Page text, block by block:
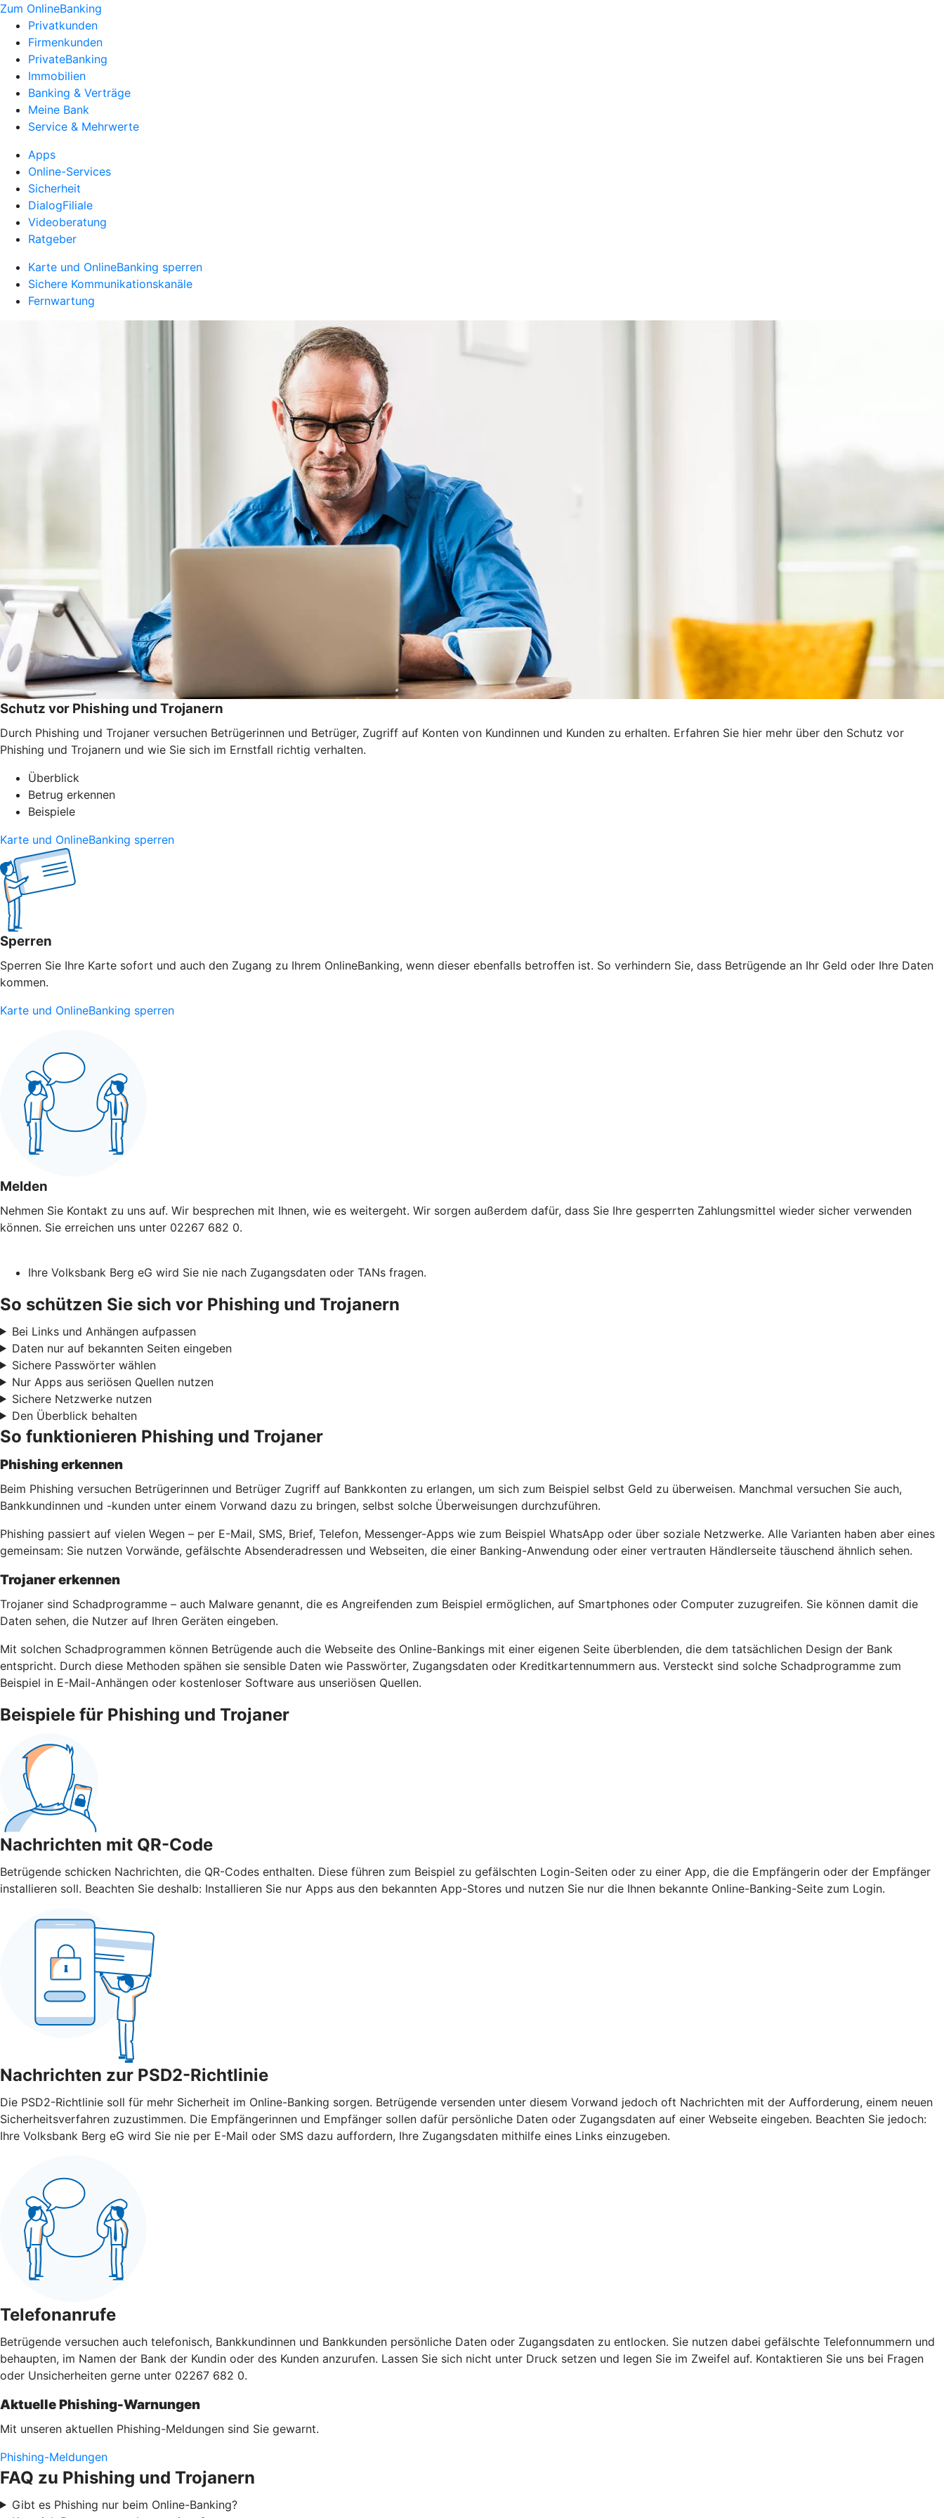
Zum OnlineBanking
Privatkunden
Firmenkunden
PrivateBanking
Immobilien
Banking & Verträge
Meine Bank
Service & Mehrwerte
Apps
Online-Services
Sicherheit
DialogFiliale
Videoberatung
Ratgeber
Karte und OnlineBanking sperren
Sichere Kommunikationskanäle
Fernwartung
Schutz vor Phishing und Trojanern
Durch Phishing und Trojaner versuchen Betrügerinnen und Betrüger, Zugriff auf Konten von Kundinnen und Kunden zu erhalten. Erfahren Sie hier mehr über den Schutz vor
Phishing und Trojanern und wie Sie sich im Ernstfall richtig verhalten.
Überblick
Betrug erkennen
Beispiele
Karte und OnlineBanking sperren
Sperren
Sperren Sie Ihre Karte sofort und auch den Zugang zu Ihrem OnlineBanking, wenn dieser ebenfalls betroffen ist. So verhindern Sie, dass Betrügende an Ihr Geld oder Ihre Daten
kommen.
Karte und OnlineBanking sperren
Melden
Nehmen Sie Kontakt zu uns auf. Wir besprechen mit Ihnen, wie es weitergeht. Wir sorgen außerdem dafür, dass Sie Ihre gesperrten Zahlungsmittel wieder sicher verwenden
können. Sie erreichen uns unter 02267 682 0.
Ihre Volksbank Berg eG wird Sie nie nach Zugangsdaten oder TANs fragen.
So schützen Sie sich vor Phishing und Trojanern
Bei Links und Anhängen aufpassen
Daten nur auf bekannten Seiten eingeben
Sichere Passwörter wählen
Nur Apps aus seriösen Quellen nutzen
Sichere Netzwerke nutzen
Den Überblick behalten
So funktionieren Phishing und Trojaner
Phishing erkennen
Beim Phishing versuchen Betrügerinnen und Betrüger Zugriff auf Bankkonten zu erlangen, um sich zum Beispiel selbst Geld zu überweisen. Manchmal versuchen Sie auch,
Bankkundinnen und -kunden unter einem Vorwand dazu zu bringen, selbst solche Überweisungen durchzuführen.
Phishing passiert auf vielen Wegen – per E-Mail, SMS, Brief, Telefon, Messenger-Apps wie zum Beispiel WhatsApp oder über soziale Netzwerke. Alle Varianten haben aber eines
gemeinsam: Sie nutzen Vorwände, gefälschte Absenderadressen und Webseiten, die einer Banking-Anwendung oder einer vertrauten Händlerseite täuschend ähnlich sehen.
Trojaner erkennen
Trojaner sind Schadprogramme – auch Malware genannt, die es Angreifenden zum Beispiel ermöglichen, auf Smartphones oder Computer zuzugreifen. Sie können damit die
Daten sehen, die Nutzer auf Ihren Geräten eingeben.
Mit solchen Schadprogrammen können Betrügende auch die Webseite des Online-Bankings mit einer eigenen Seite überblenden, die dem tatsächlichen Design der Bank
entspricht. Durch diese Methoden spähen sie sensible Daten wie Passwörter, Zugangsdaten oder Kreditkartennummern aus. Versteckt sind solche Schadprogramme zum
Beispiel in E-Mail-Anhängen oder kostenloser Software aus unseriösen Quellen.
Beispiele für Phishing und Trojaner
Nachrichten mit QR-Code
Betrügende schicken Nachrichten, die QR-Codes enthalten. Diese führen zum Beispiel zu gefälschten Login-Seiten oder zu einer App, die die Empfängerin oder der Empfänger
installieren soll. Beachten Sie deshalb: Installieren Sie nur Apps aus den bekannten App-Stores und nutzen Sie nur die Ihnen bekannte Online-Banking-Seite zum Login.
Nachrichten zur PSD2-Richtlinie
Die PSD2-Richtlinie soll für mehr Sicherheit im Online-Banking sorgen. Betrügende versenden unter diesem Vorwand jedoch oft Nachrichten mit der Aufforderung, einem neuen
Sicherheitsverfahren zuzustimmen. Die Empfängerinnen und Empfänger sollen dafür persönliche Daten oder Zugangsdaten auf einer Webseite eingeben. Beachten Sie jedoch:
Ihre Volksbank Berg eG wird Sie nie per E-Mail oder SMS dazu auffordern, Ihre Zugangsdaten mithilfe eines Links einzugeben.
Telefonanrufe
Betrügende versuchen auch telefonisch, Bankkundinnen und Bankkunden persönliche Daten oder Zugangsdaten zu entlocken. Sie nutzen dabei gefälschte Telefonnummern und
behaupten, im Namen der Bank der Kundin oder des Kunden anzurufen. Lassen Sie sich nicht unter Druck setzen und legen Sie im Zweifel auf. Kontaktieren Sie uns bei Fragen
oder Unsicherheiten gerne unter 02267 682 0.
Aktuelle Phishing-Warnungen
Mit unseren aktuellen Phishing-Meldungen sind Sie gewarnt.
Phishing-Meldungen
FAQ zu Phishing und Trojanern
Gibt es Phishing nur beim Online-Banking?